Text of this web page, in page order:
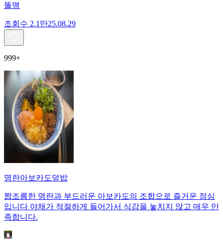
똘맹
조회수 2.1만25.08.29
999+
명란아보카도덮밥
짭조름한 명란과 부드러운 아보카도의 조합으로 즐거운 점심
입니다 야채가 적절하게 들어가서 식감을 놓치지 않고 매우 만
족합니다.